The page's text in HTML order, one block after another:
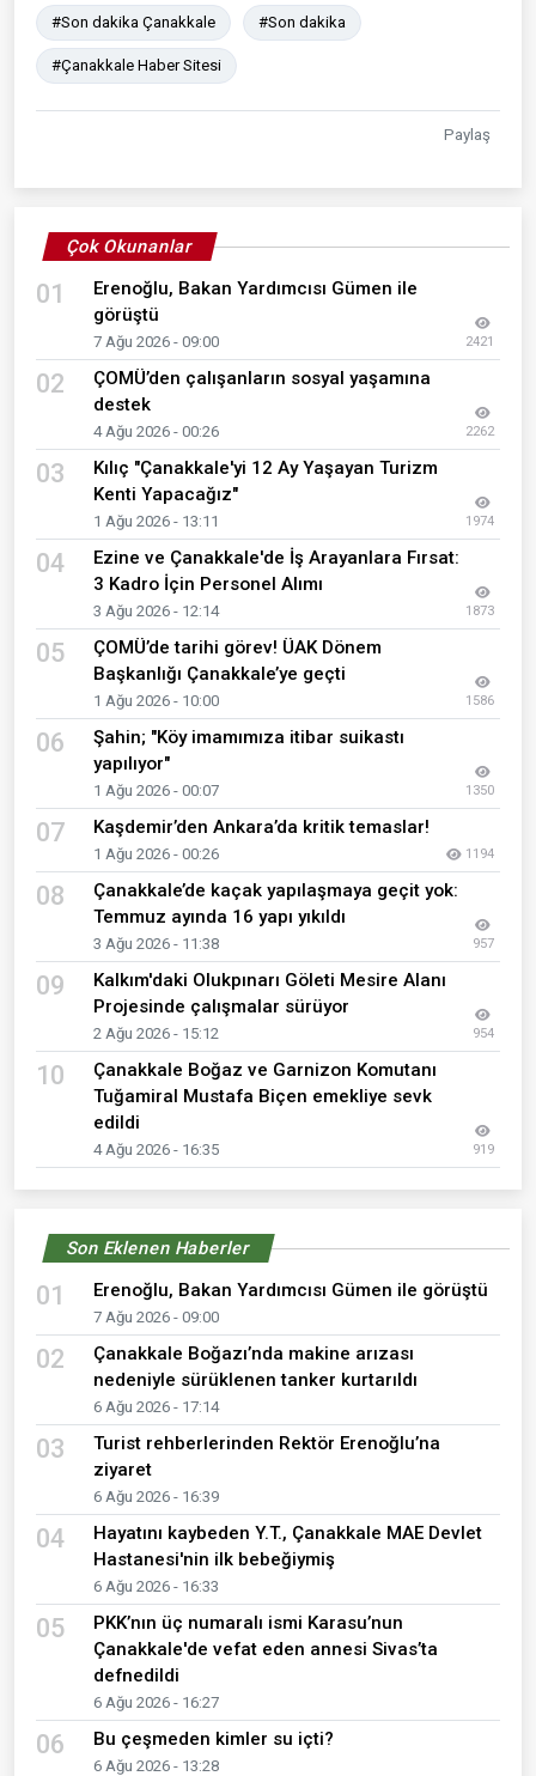
#Son dakika Çanakkale #Son dakika
#Çanakkale Haber Sitesi
Paylaş
Çok Okunanlar
01
Erenoğlu, Bakan Yardımcısı Gümen ile
görüştü
7 Ağu 2026 - 09:00 2421
02
ÇOMÜ’den çalışanların sosyal yaşamına
destek
4 Ağu 2026 - 00:26 2262
03
Kılıç "Çanakkale'yi 12 Ay Yaşayan Turizm
Kenti Yapacağız"
1 Ağu 2026 - 13:11 1974
04
Ezine ve Çanakkale'de İş Arayanlara Fırsat:
3 Kadro İçin Personel Alımı
3 Ağu 2026 - 12:14 1873
05
ÇOMÜ’de tarihi görev! ÜAK Dönem
Başkanlığı Çanakkale’ye geçti
1 Ağu 2026 - 10:00 1586
06
Şahin; "Köy imamımıza itibar suikastı
yapılıyor"
1 Ağu 2026 - 00:07 1350
07 Kaşdemir’den Ankara’da kritik temaslar!
1 Ağu 2026 - 00:26 1194
08
Çanakkale’de kaçak yapılaşmaya geçit yok:
Temmuz ayında 16 yapı yıkıldı
3 Ağu 2026 - 11:38 957
09
Kalkım'daki Olukpınarı Göleti Mesire Alanı
Projesinde çalışmalar sürüyor
2 Ağu 2026 - 15:12 954
10
Çanakkale Boğaz ve Garnizon Komutanı
Tuğamiral Mustafa Biçen emekliye sevk
edildi
4 Ağu 2026 - 16:35 919
Son Eklenen Haberler
01 Erenoğlu, Bakan Yardımcısı Gümen ile görüştü
7 Ağu 2026 - 09:00
02
Çanakkale Boğazı’nda makine arızası
nedeniyle sürüklenen tanker kurtarıldı
6 Ağu 2026 - 17:14
03
Turist rehberlerinden Rektör Erenoğlu’na
ziyaret
6 Ağu 2026 - 16:39
04
Hayatını kaybeden Y.T., Çanakkale MAE Devlet
Hastanesi'nin ilk bebeğiymiş
6 Ağu 2026 - 16:33
05
PKK’nın üç numaralı ismi Karasu’nun
Çanakkale'de vefat eden annesi Sivas’ta
defnedildi
6 Ağu 2026 - 16:27
06 Bu çeşmeden kimler su içti?
6 Ağu 2026 - 13:28